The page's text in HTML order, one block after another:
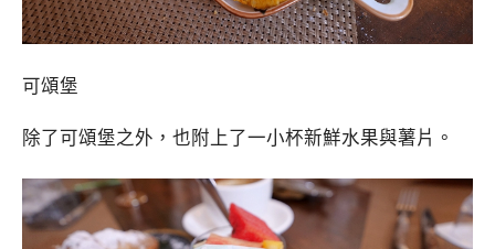
可頌堡
除了可頌堡之外，也附上了一小杯新鮮水果與薯片。